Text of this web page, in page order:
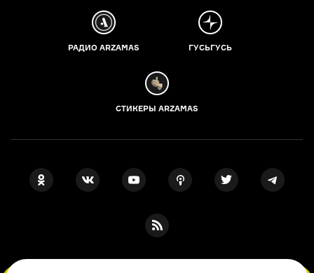
РАДИО ARZAMAS ГУСЬГУСЬ
СТИКЕРЫ ARZAMAS